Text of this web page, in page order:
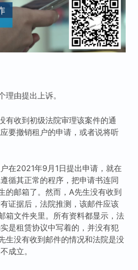
理由提出上诉。
有收到初级法院审理该案件的通
要撤销租户的申请，或者说将听
在2021年9月1日提出申请，就在
循其正常的程序，把申请书连同
的邮箱了。然而，A先生没有收到
证据后，法院推测，该邮件应该
箱文件夹里。所有资料都显示，法
是租赁协议中写着的，并没有犯
生没有收到邮件的情况和法院是没
成立。